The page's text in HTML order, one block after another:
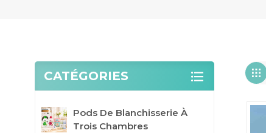
CATÉGORIES
Pods De Blanchisserie À
Trois Chambres